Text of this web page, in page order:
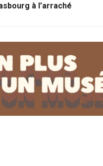
à l’arraché